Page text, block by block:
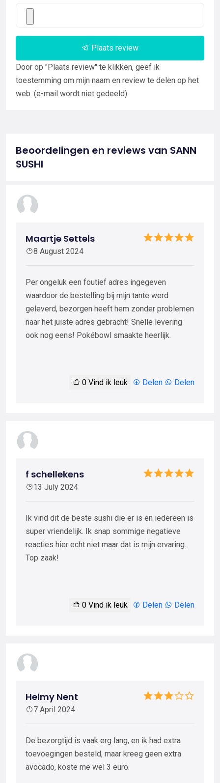
Plaats review
Door op "Plaats review" te klikken, geef ik
toestemming om mijn naam en review te delen op het
web. (e-mail wordt niet gedeeld)
Beoordelingen en reviews van SANN
SUSHI
Maartje Settels
8 August 2024
Per ongeluk een foutief adres ingegeven
waardoor de bestelling bij mijn tante werd
geleverd, bezorgen heeft hem zonder problemen
naar het juiste adres gebracht! Snelle levering
ook nog eens! Pokébowl smaakte heerlijk.
0 Vind ik leuk Delen Delen
f schellekens
13 July 2024
Ik vind dit de beste sushi die er is en iedereen is
super vriendelijk. Ik snap sommige negatieve
reacties hier echt niet maar dat is mijn ervaring.
Top zaak!
0 Vind ik leuk Delen Delen
Helmy Nent
7 April 2024
De bezorgtijd is vaak erg lang, en ik had extra
toevoegingen besteld, maar kreeg geen extra
avocado, koste me wel 3 euro.